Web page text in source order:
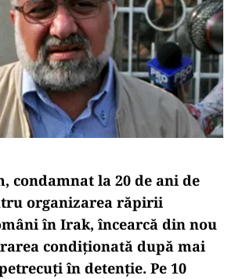
condamnat la 20 de ani de
organizarea răpirii
în Irak, încearcă din nou
condiționată după mai
în detenție. Pe 10